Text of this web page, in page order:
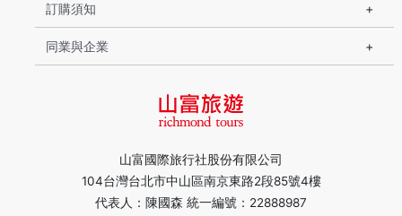
山富國際旅行社股份有限公司
104台灣台北市中山區南京東路2段85號4樓
代表人：陳國森 統一編號：22888987
訂購須知
同業與企業